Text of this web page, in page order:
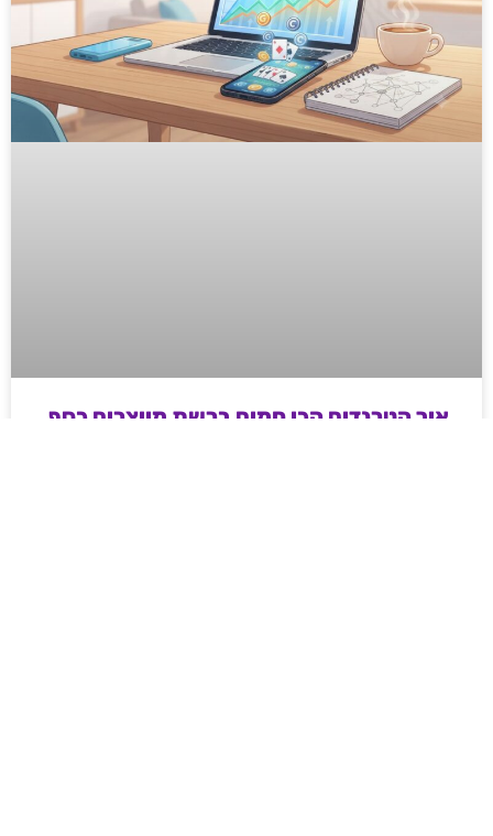
איך הטרנדים הכי חמים ברשת מייצרים כסף